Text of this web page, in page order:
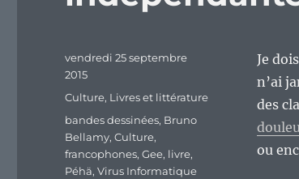
Je
n’ai
des
ou
Publié
le
vendredi 25 septembre
2015
Catégories
Culture, Livres et littérature
Étiquettes
bandes dessinées, Bruno
Bellamy,Culture,
francophones,Gee, livre,
Péhä,Virus Informatique